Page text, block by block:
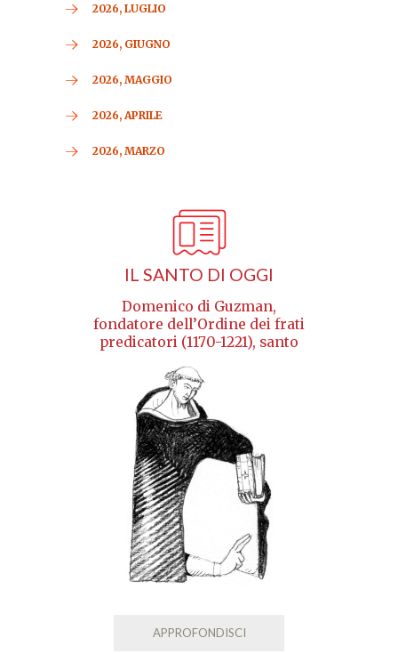
2026, LUGLIO
2026, GIUGNO
2026, MAGGIO
2026, APRILE
2026, MARZO
IL SANTO DI OGGI
Domenico di Guzman,
fondatore dell’Ordine dei frati
predicatori (1170-1221), santo
APPROFONDISCI